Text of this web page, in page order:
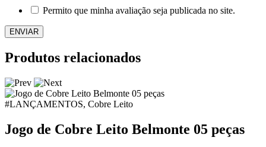
Permito que minha avaliação seja publicada no site.
Produtos relacionados
#LANÇAMENTOS, Cobre Leito
Jogo de Cobre Leito Belmonte 05 peças